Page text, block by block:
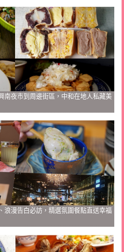
南夜市到周邊街區，中和在地人私藏美
浪漫告白必訪，精選氛圍餐點直送幸福